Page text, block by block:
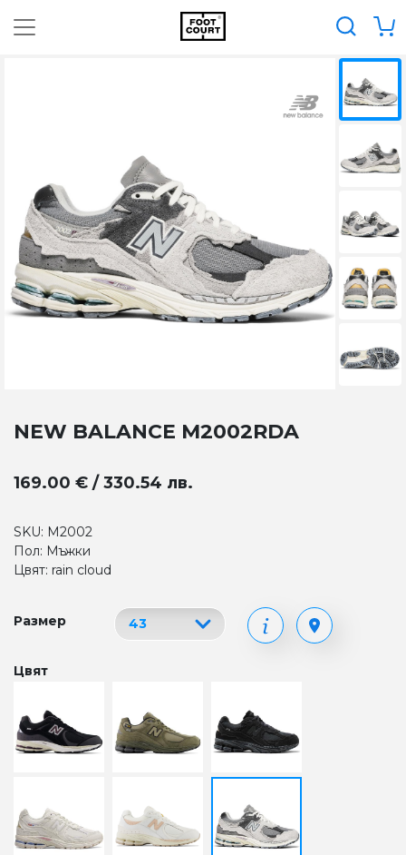
NEW BALANCE M2002RDA
169.00 € / 330.54 лв.
SKU: M2002
Пол: Мъжки
Цвят: rain cloud
Размер
Цвят